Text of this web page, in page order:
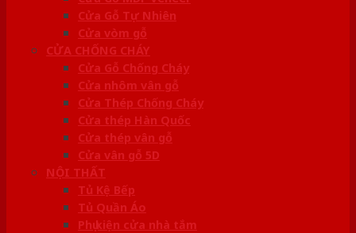
Cửa Gỗ Tự Nhiên
Cửa vòm gỗ
CỬA CHỐNG CHÁY
Cửa Gỗ Chống Cháy
Cửa nhôm vân gỗ
Cửa Thép Chống Cháy
Cửa thép Hàn Quốc
Cửa thép vân gỗ
Cửa vân gỗ 5D
NỘI THẤT
Tủ Kệ Bếp
Tủ Quần Áo
Phụ kiện cửa nhà tắm